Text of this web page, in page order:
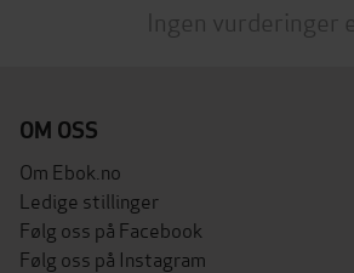
Ingen vurderinger
OM OSS
Om Ebok.no
Ledige stillinger
Følg oss på Facebook
Følg oss på Instagram